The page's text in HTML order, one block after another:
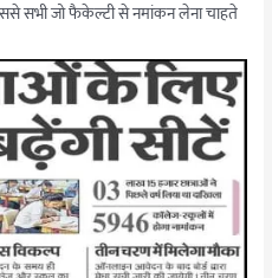
सभी जो फैकेल्टी से नमांकन लेना चाहते